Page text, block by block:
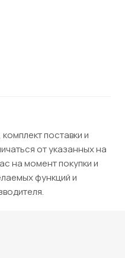
поставки и
от указанных на
на момент покупки и
функций и